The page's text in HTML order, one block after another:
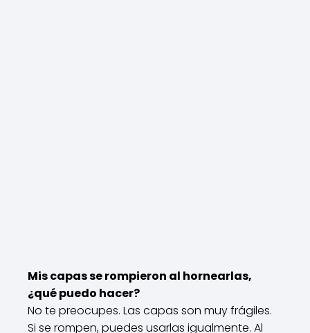
Mis capas se rompieron al hornearlas,
¿qué puedo hacer?
No te preocupes. Las capas son muy frágiles.
Si se rompen, puedes usarlas igualmente. Al